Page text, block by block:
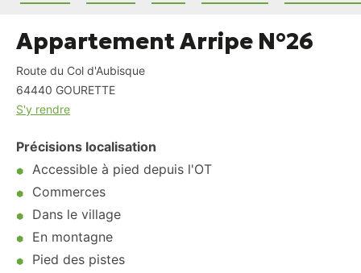
Appartement Arripe N°26
Route du Col d'Aubisque
64440 GOURETTE
S'y rendre
Précisions localisation
Accessible à pied depuis l'OT
Commerces
Dans le village
En montagne
Pied des pistes